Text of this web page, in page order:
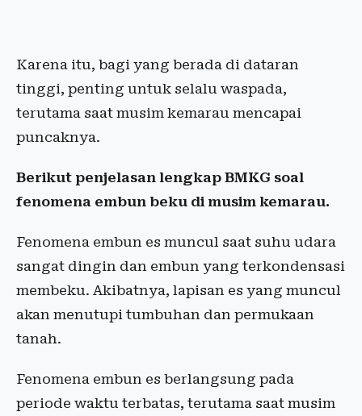
Karena itu, bagi yang berada di dataran
tinggi, penting untuk selalu waspada,
terutama saat musim kemarau mencapai
puncaknya.
Berikut penjelasan lengkap BMKG soal
fenomena embun beku di musim kemarau.
Fenomena embun es muncul saat suhu udara
sangat dingin dan embun yang terkondensasi
membeku. Akibatnya, lapisan es yang muncul
akan menutupi tumbuhan dan permukaan
tanah.
Fenomena embun es berlangsung pada
periode waktu terbatas, terutama saat musim